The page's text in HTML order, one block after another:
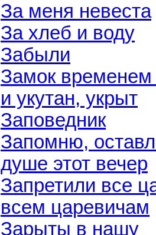
За меня невеста
За хлеб и воду
Забыли
Замок временем
и укутан, укрыт
Заповедник
Запомню,
душе этот вечер
Запретили все
всем царевичам
Зарыты в нашу